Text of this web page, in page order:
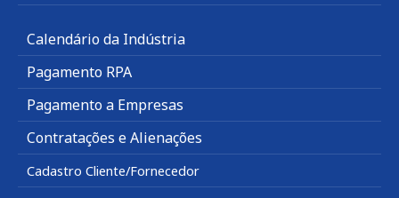
Calendário da Indústria
Pagamento RPA
Pagamento a Empresas
Contratações e Alienações
Cadastro Cliente/Fornecedor